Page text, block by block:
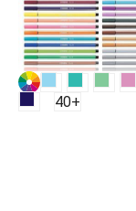
40+
STABILO